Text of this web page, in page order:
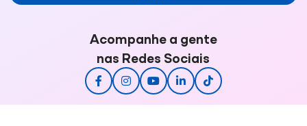
Acompanhe a gente
nas Redes Sociais